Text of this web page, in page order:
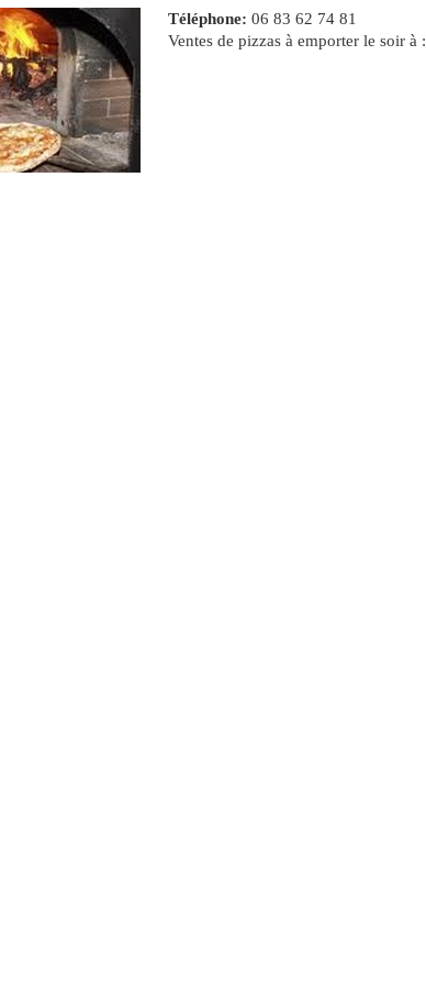
Téléphone: 06 83 62 74 81
Ventes de pizzas à emporter le soir à :